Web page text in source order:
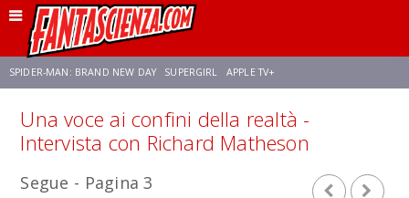
SPIDER-MAN: BRAND NEW DAY SUPERGIRL APPLE TV+
NETFLIX SADIE SINK STAR TREK: STRANGE NEW WORLDS
Una voce ai confini della realtà -
Intervista con Richard Matheson
Segue - Pagina 3